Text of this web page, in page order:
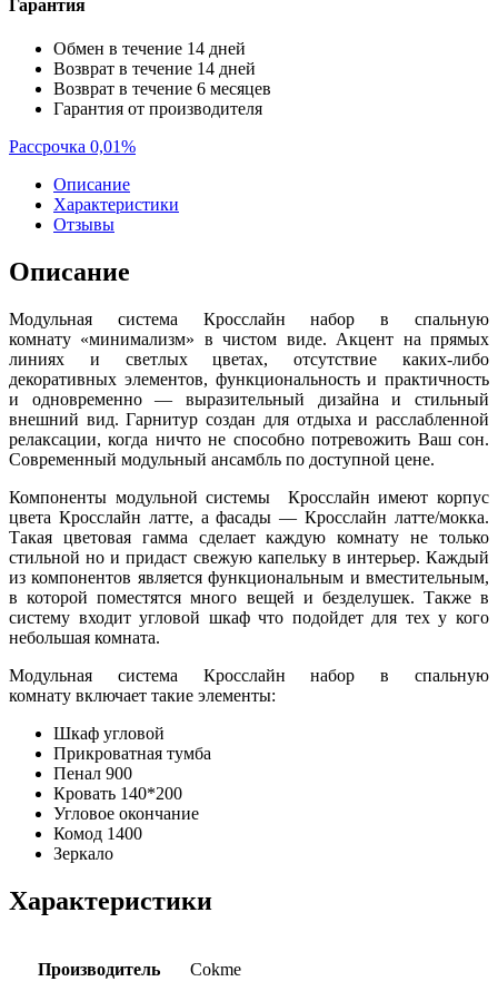
Гарантия
Обмен в течение 14 дней
Возврат в течение 14 дней
Возврат в течение 6 месяцев
Гарантия от производителя
Рассрочка 0,01%
Описание
Характеристики
Отзывы
Описание
Модульная система Кросслайн набор в спальную
комнату «минимализм» в чистом виде. Акцент на прямых
линиях и светлых цветах, отсутствие каких-либо
декоративных элементов, функциональность и практичность
и одновременно — выразительный дизайна и стильный
внешний вид. Гарнитур создан для отдыха и расслабленной
релаксации, когда ничто не способно потревожить Ваш сон.
Современный модульный ансамбль по доступной цене.
Компоненты модульной системы Кросслайн имеют корпус
цвета Кросслайн латте, а фасады — Кросслайн латте/мокка.
Такая цветовая гамма сделает каждую комнату не только
стильной но и придаст свежую капельку в интерьер. Каждый
из компонентов является функциональным и вместительным,
в которой поместятся много вещей и безделушек. Также в
систему входит угловой шкаф что подойдет для тех у кого
небольшая комната.
Модульная система Кросслайн набор в спальную
комнату включает такие элементы:
Шкаф угловой
Прикроватная тумба
Пенал 900
Кровать 140*200
Угловое окончание
Комод 1400
Зеркало
Характеристики
Производитель Cokme